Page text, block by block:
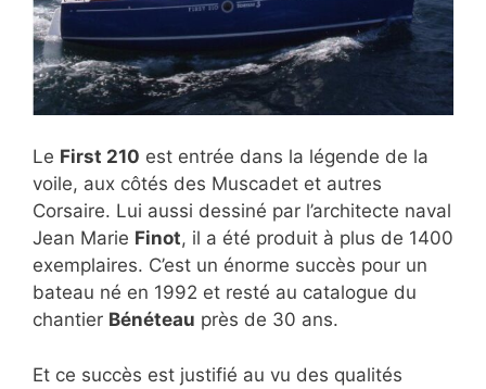
Le First 210 est entrée dans la légende de la
voile, aux côtés des Muscadet et autres
Corsaire. Lui aussi dessiné par l’architecte naval
Jean Marie Finot, il a été produit à plus de 1400
exemplaires. C’est un énorme succès pour un
bateau né en 1992 et resté au catalogue du
chantier Bénéteau près de 30 ans.
Et ce succès est justifié au vu des qualités